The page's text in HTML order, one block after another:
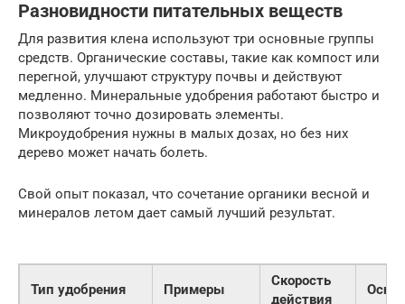
Разновидности питательных веществ
Для развития клена используют три основные группы
средств. Органические составы, такие как компост или
перегной, улучшают структуру почвы и действуют
медленно. Минеральные удобрения работают быстро и
позволяют точно дозировать элементы.
Микроудобрения нужны в малых дозах, но без них
дерево может начать болеть.
Свой опыт показал, что сочетание органики весной и
минералов летом дает самый лучший результат.
Тип удобрения Примеры
Скорость
действия